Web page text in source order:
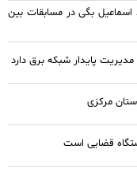
بگی در مسابقات بین
پایدار شبکه برق دارد
قضایی است